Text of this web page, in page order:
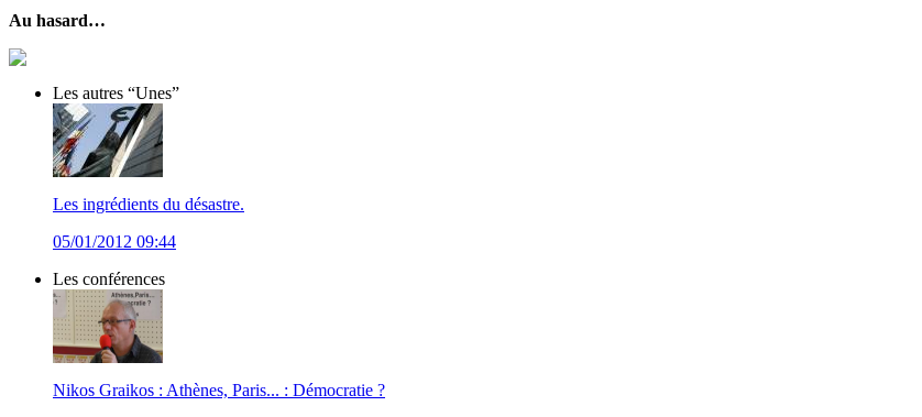
Au hasard…
Les autres “Unes”
Les ingrédients du désastre.
05/01/2012 09:44
Les conférences
Nikos Graikos : Athènes, Paris... : Démocratie ?